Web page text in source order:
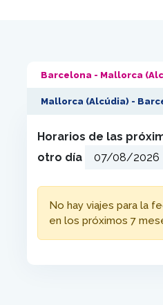
Barcelona - Mallorca
Mallorca (Alcúdia) -
Horarios de las
otro día
No hay viajes para la
en los próximos 7